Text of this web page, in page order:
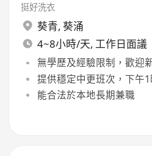
挺好洗衣
葵青, 葵涌
4~8小時/天, 工作日面議
無學歷及經驗限制，歡迎
提供穩定中更班次，下午
能合法於本地長期兼職